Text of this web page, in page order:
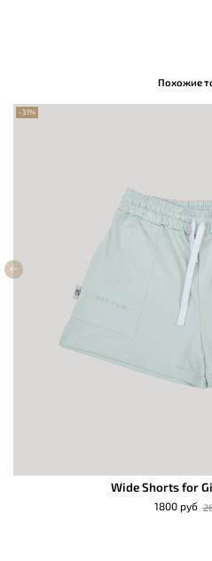
Похожие
-31%
Wide Shorts for
1800 руб